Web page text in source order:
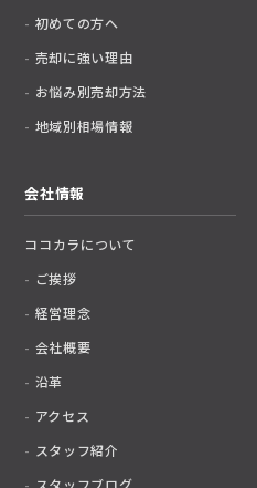
初めての方へ
売却に強い理由
お悩み別売却方法
地域別相場情報
会社情報
ココカラについて
ご挨拶
経営理念
会社概要
沿革
アクセス
スタッフ紹介
スタッフブログ